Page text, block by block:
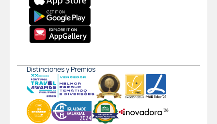
Distinciones y Premios